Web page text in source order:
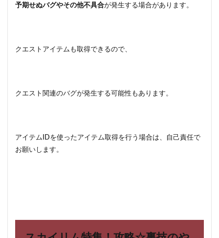
予期せぬバグやその他不具合が発生する場合があります。
クエストアイテムも取得できるので、
クエスト関連のバグが発生する可能性もあります。
アイテムIDを使ったアイテム取得を行う場合は、自己責任で
お願いします。